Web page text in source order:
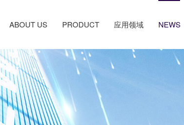
ABOUT US PRODUCT 应用领域 NEWS